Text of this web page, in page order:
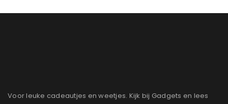
Voor leuke cadeautjes en weetjes. Kijk bij Gadgets en lees